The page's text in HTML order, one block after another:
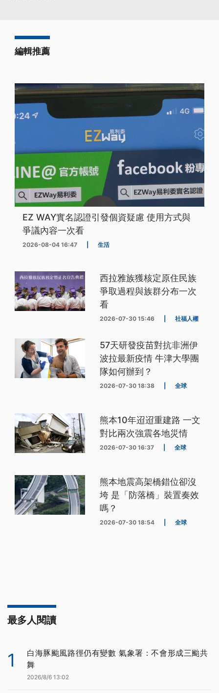
編輯推薦
EZ WAY實名認證引發個資疑慮 使用方式與
爭議內容一次看
2026-08-04 16:47 生活
西拉雅族獲核定原住民族
爭取過程與族群分布一次
看
2026-07-30 15:46 社福人權
57天研發疫苗對抗非洲伊
波拉最新疫情 牛津大學團
隊如何辦到？
2026-07-30 18:38 全球
熊本10年迢迢重建路 一文
對比兩次強震各地災情
2026-07-30 16:37 全球
熊本地震高架橋錯位卻沒
垮 是「防落橋」裝置奏效
嗎？
2026-07-30 18:54 全球
最多人閱讀
1
白海豚颱風路徑仍有變數 氣象署：不會形成三颱共
舞
2026/8/6 13:02